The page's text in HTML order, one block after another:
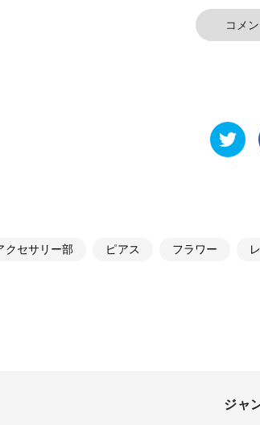
コメ
クセサリー部 ピアス フラワー
ジャ